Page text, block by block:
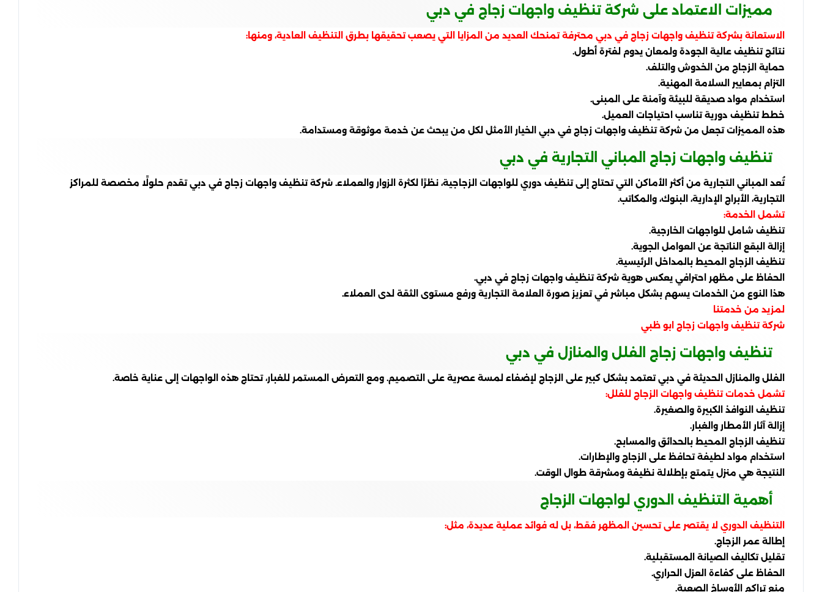
مميزات الاعتماد على شركة تنظيف واجهات زجاج في دبي
الاستعانة بشركة تنظيف واجهات زجاج في دبي محترفة تمنحك العديد من المزايا التي يصعب تحقيقها بطرق التنظيف العادية، ومنها:
نتائج تنظيف عالية الجودة ولمعان يدوم لفترة أطول.
حماية الزجاج من الخدوش والتلف.
التزام بمعايير السلامة المهنية.
استخدام مواد صديقة للبيئة وآمنة على المبنى.
خطط تنظيف دورية تناسب احتياجات العميل.
هذه المميزات تجعل من شركة تنظيف واجهات زجاج في دبي الخيار الأمثل لكل من يبحث عن خدمة موثوقة ومستدامة.
تنظيف واجهات زجاج المباني التجارية في دبي
تُعد المباني التجارية من أكثر الأماكن التي تحتاج إلى تنظيف دوري للواجهات الزجاجية، نظرًا لكثرة الزوار والعملاء. شركة تنظيف واجهات زجاج في دبي تقدم حلولًا مخصصة للمراكز
التجارية، الأبراج الإدارية، البنوك، والمكاتب.
تشمل الخدمة:
تنظيف شامل للواجهات الخارجية.
إزالة البقع الناتجة عن العوامل الجوية.
تنظيف الزجاج المحيط بالمداخل الرئيسية.
الحفاظ على مظهر احترافي يعكس هوية شركة تنظيف واجهات زجاج في دبي.
هذا النوع من الخدمات يسهم بشكل مباشر في تعزيز صورة العلامة التجارية ورفع مستوى الثقة لدى العملاء.
لمزيد من خدمتنا
شركة تنظيف واجهات زجاج ابو ظبي
تنظيف واجهات زجاج الفلل والمنازل في دبي
الفلل والمنازل الحديثة في دبي تعتمد بشكل كبير على الزجاج لإضفاء لمسة عصرية على التصميم. ومع التعرض المستمر للغبار، تحتاج هذه الواجهات إلى عناية خاصة.
تشمل خدمات تنظيف واجهات الزجاج للفلل:
تنظيف النوافذ الكبيرة والصغيرة.
إزالة آثار الأمطار والغبار.
تنظيف الزجاج المحيط بالحدائق والمسابح.
استخدام مواد لطيفة تحافظ على الزجاج والإطارات.
النتيجة هي منزل يتمتع بإطلالة نظيفة ومشرقة طوال الوقت.
أهمية التنظيف الدوري لواجهات الزجاج
التنظيف الدوري لا يقتصر على تحسين المظهر فقط، بل له فوائد عملية عديدة، مثل:
إطالة عمر الزجاج.
تقليل تكاليف الصيانة المستقبلية.
الحفاظ على كفاءة العزل الحراري.
منع تراكم الأوساخ الصعبة.